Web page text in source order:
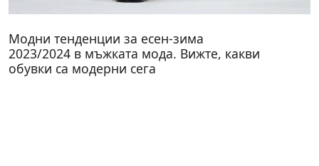
Модни тенденции за есен-зима
2023/2024 в мъжката мода. Вижте, какви
обувки са модерни сега